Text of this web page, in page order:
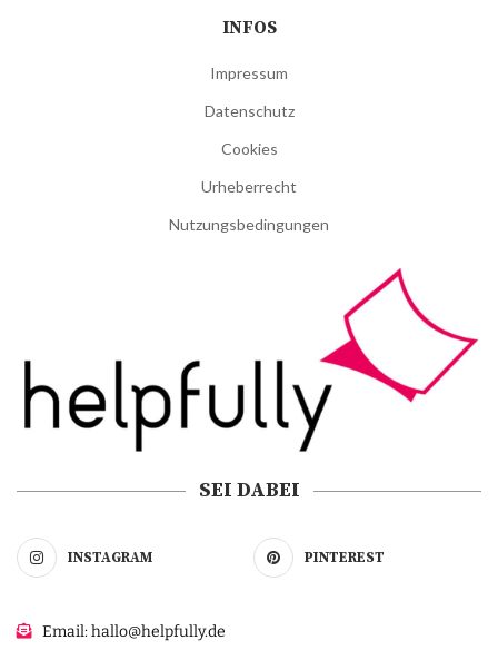
INFOS
Impressum
Datenschutz
Cookies
Urheberrecht
Nutzungsbedingungen
SEI DABEI
INSTAGRAM PINTEREST
Email: hallo@helpfully.de